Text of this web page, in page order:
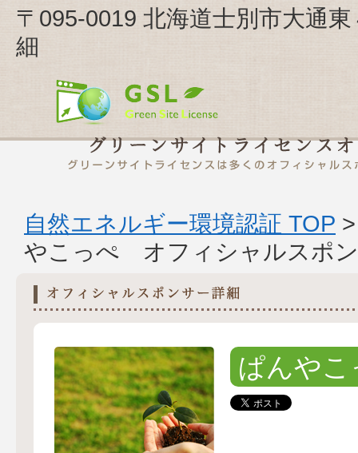
〒095-0019 北海道士別市大通
細
自然エネルギー環境認証 TOP
やこっぺ オフィシャルスポ
ぱんやこ